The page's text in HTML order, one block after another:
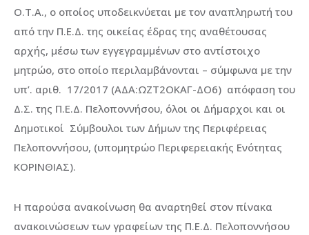
Ο.Τ.Α., ο οποίος υποδεικνύεται με τον αναπληρωτή του
από την Π.Ε.Δ. της οικείας έδρας της αναθέτουσας
αρχής, μέσω των εγγεγραμμένων στο αντίστοιχο
μητρώο, στο οποίο περιλαμβάνονται – σύμφωνα με την
υπ’. αριθ. 17/2017 (ΑΔΑ:ΩΖΤ2ΟΚΑΓ-ΔΟ6) απόφαση του
Δ.Σ. της Π.Ε.Δ. Πελοποννήσου, όλοι οι Δήμαρχοι και οι
Δημοτικοί Σύμβουλοι των Δήμων της Περιφέρειας
Πελοποννήσου, (υπομητρώο Περιφερειακής Ενότητας
ΚΟΡΙΝΘΙΑΣ).
Η παρούσα ανακοίνωση θα αναρτηθεί στον πίνακα
ανακοινώσεων των γραφείων της Π.Ε.Δ. Πελοποννήσου